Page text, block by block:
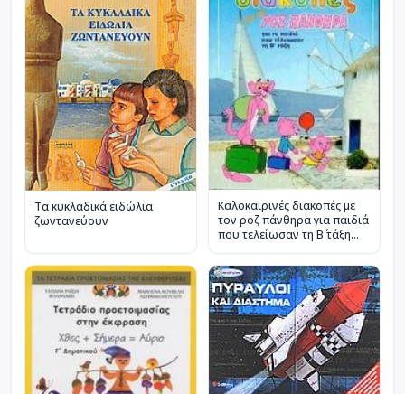
Τα κυκλαδικά ειδώλια
ζωντανεύουν
Καλοκαιρινές διακοπές με
τον ροζ πάνθηρα για παιδιά
που τελείωσαν τη Β΄ τάξη